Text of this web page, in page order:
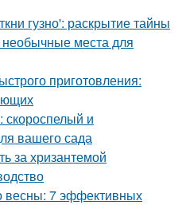
гузно': раскрытие тайны
места для
приготовления:
и
вашего сада
за хризантемой
весны: 7 эффективных